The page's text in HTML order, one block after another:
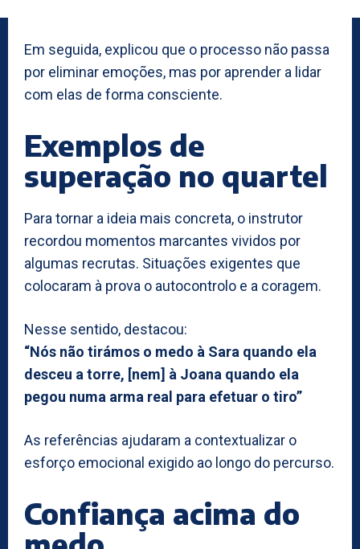
Em seguida, explicou que o processo não passa
por eliminar emoções, mas por aprender a lidar
com elas de forma consciente.
Exemplos de
superação no quartel
Para tornar a ideia mais concreta, o instrutor
recordou momentos marcantes vividos por
algumas recrutas. Situações exigentes que
colocaram à prova o autocontrolo e a coragem.
Nesse sentido, destacou:
“Nós não tirámos o medo à Sara quando ela
desceu a torre, [nem] à Joana quando ela
pegou numa arma real para efetuar o tiro”
As referências ajudaram a contextualizar o
esforço emocional exigido ao longo do percurso.
Confiança acima do